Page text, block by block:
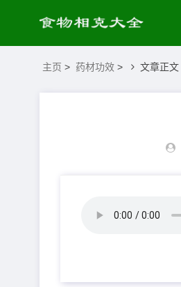
主页 > 药材功效 > 文章正文